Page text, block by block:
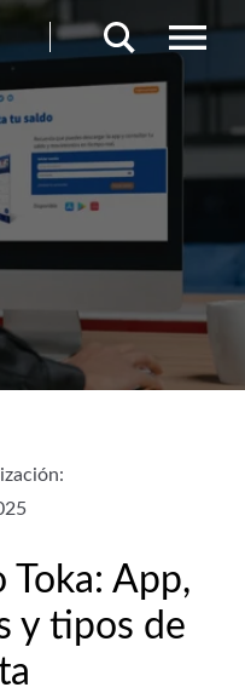
Toka: App,
y tipos de